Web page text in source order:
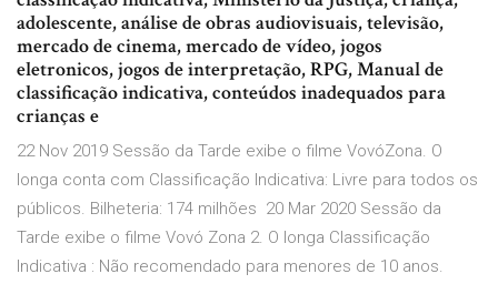
adolescente, análise de obras audiovisuais, televisão,
mercado de cinema, mercado de vídeo, jogos
eletronicos, jogos de interpretação, RPG, Manual de
classificação indicativa, conteúdos inadequados para
crianças e
22 Nov 2019 Sessão da Tarde exibe o filme VovóZona. O
longa conta com Classificação Indicativa: Livre para todos os
públicos. Bilheteria: 174 milhões 20 Mar 2020 Sessão da
Tarde exibe o filme Vovó Zona 2. O longa Classificação
Indicativa : Não recomendado para menores de 10 anos.